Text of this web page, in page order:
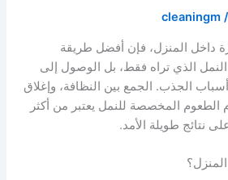
cleaningm /
داخل المنزل، فإن أفضل طريقة
الذي تراه فقط، بل الوصول إلى
الجذب. الجمع بين النظافة، وإغلاق
الطعوم المخصصة للنمل يعتبر من أكثر
نتائج طويلة الأمد.